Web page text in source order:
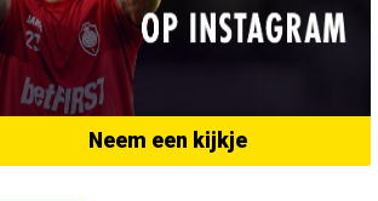
Neem een kijkje